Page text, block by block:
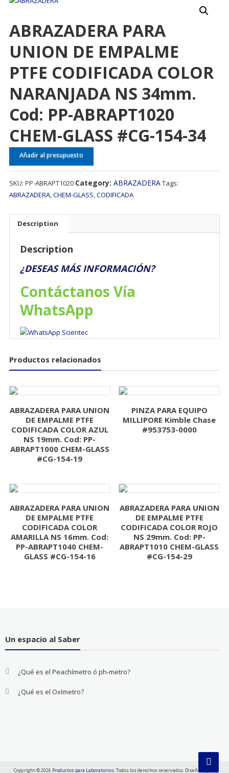
ABRAZADERA PARA
UNION DE EMPALME
PTFE CODIFICADA COLOR
NARANJADA NS 34mm.
Cod: PP-ABRAPT1020
CHEM-GLASS #CG-154-34
Añadir al presupuesto
SKU: PP-ABRAPT1020 Category: ABRAZADERATags:
ABRAZADERA,CHEM-GLASS,CODIFICADA
Description
Description
¿DESEAS MÁS INFORMACIÓN?
Contáctanos Vía
WhatsApp
Productos relacionados
ABRAZADERA PARA UNION
DE EMPALME PTFE
CODIFICADA COLOR AZUL
NS 19mm. Cod: PP-
ABRAPT1000 CHEM-GLASS
#CG-154-19
PINZA PARA EQUIPO
MILLIPORE Kimble Chase
#953753-0000
ABRAZADERA PARA UNION
DE EMPALME PTFE
CODIFICADA COLOR
AMARILLA NS 16mm. Cod:
PP-ABRAPT1040 CHEM-
GLASS #CG-154-16
ABRAZADERA PARA UNION
DE EMPALME PTFE
CODIFICADA COLOR ROJO
NS 29mm. Cod: PP-
ABRAPT1010 CHEM-GLASS
#CG-154-29
Un espacio al Saber
¿Qué es el Peachímetro ó ph-metro?
¿Qué es el Oxímetro?
Copyright © 2026 Productos para Laboratorios. Todos los derechos reservados. Diseñado por: